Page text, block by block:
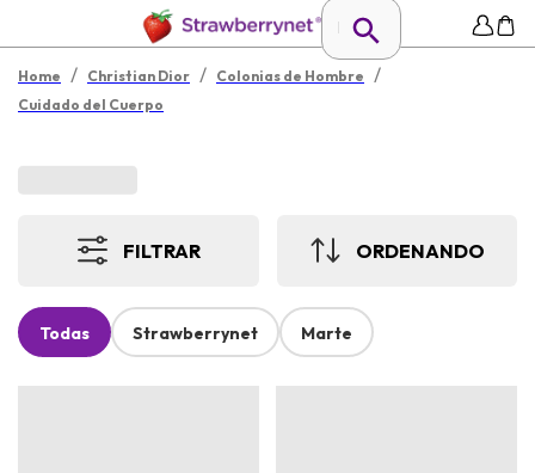
Home / Christian Dior / Colonias de Hombre /
Cuidado del Cuerpo
FILTRAR ORDENANDO
Todas Strawberrynet Marte